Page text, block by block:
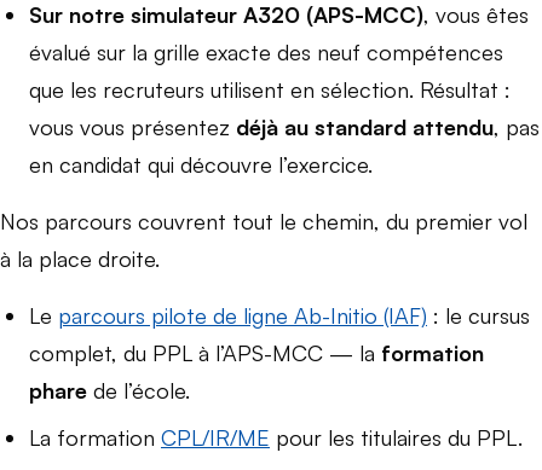
Sur notre simulateur A320 (APS-MCC), vous êtes
évalué sur la grille exacte des neuf compétences
que les recruteurs utilisent en sélection. Résultat :
vous vous présentez déjà au standard attendu, pas
en candidat qui découvre l’exercice.
Nos parcours couvrent tout le chemin, du premier vol
à la place droite.
Le parcours pilote de ligne Ab-Initio (IAF) : le cursus
complet, du PPL à l’APS-MCC — la formation
phare de l’école.
La formation CPL/IR/ME pour les titulaires du PPL.